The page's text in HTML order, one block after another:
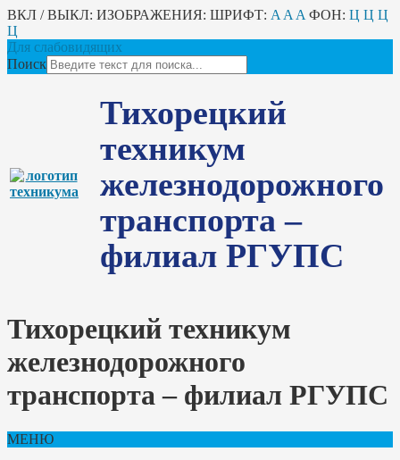
ВКЛ / ВЫКЛ: ИЗОБРАЖЕНИЯ: ШРИФТ: A A A ФОН: Ц Ц Ц
Ц
Для слабовидящих
Поиск
Тихорецкий
техникум
железнодорожного
транспорта –
филиал РГУПС
Тихорецкий техникум
железнодорожного
транспорта – филиал РГУПС
МЕНЮ